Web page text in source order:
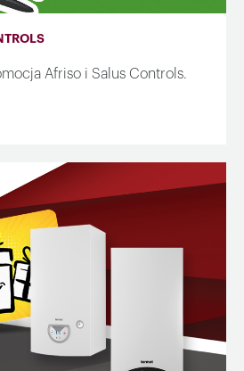
Afriso i Salus Controls.